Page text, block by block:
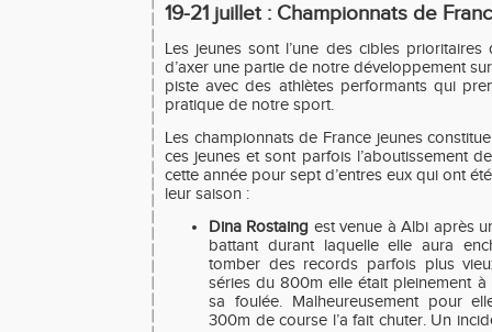
19-21 juillet : Championnats de
Les jeunes sont l’une des cibles
d’axer une partie de notre développement
piste avec des athlètes performants qui
pratique de notre sport.
Les championnats de France jeunes
ces jeunes et sont parfois l’aboutissement
cette année pour sept d’entres eux qui ont
leur saison :
Dina Rostaing est venue à Albi après
battant durant laquelle elle aura
tomber des records parfois plus
séries du 800m elle était pleinement
sa foulée. Malheureusement pour
300m de course l’a fait chuter. Un